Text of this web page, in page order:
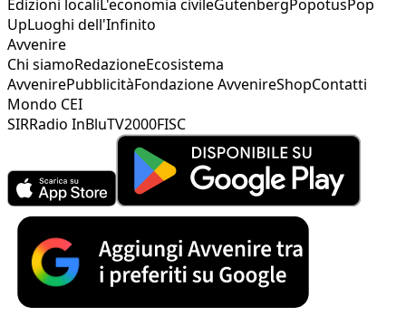
Edizioni localiL'economia civileGutenbergPopotusPop
UpLuoghi dell'Infinito
Avvenire
Chi siamoRedazioneEcosistema
AvvenirePubblicitàFondazione AvvenireShopContatti
Mondo CEI
SIRRadio InBluTV2000FISC